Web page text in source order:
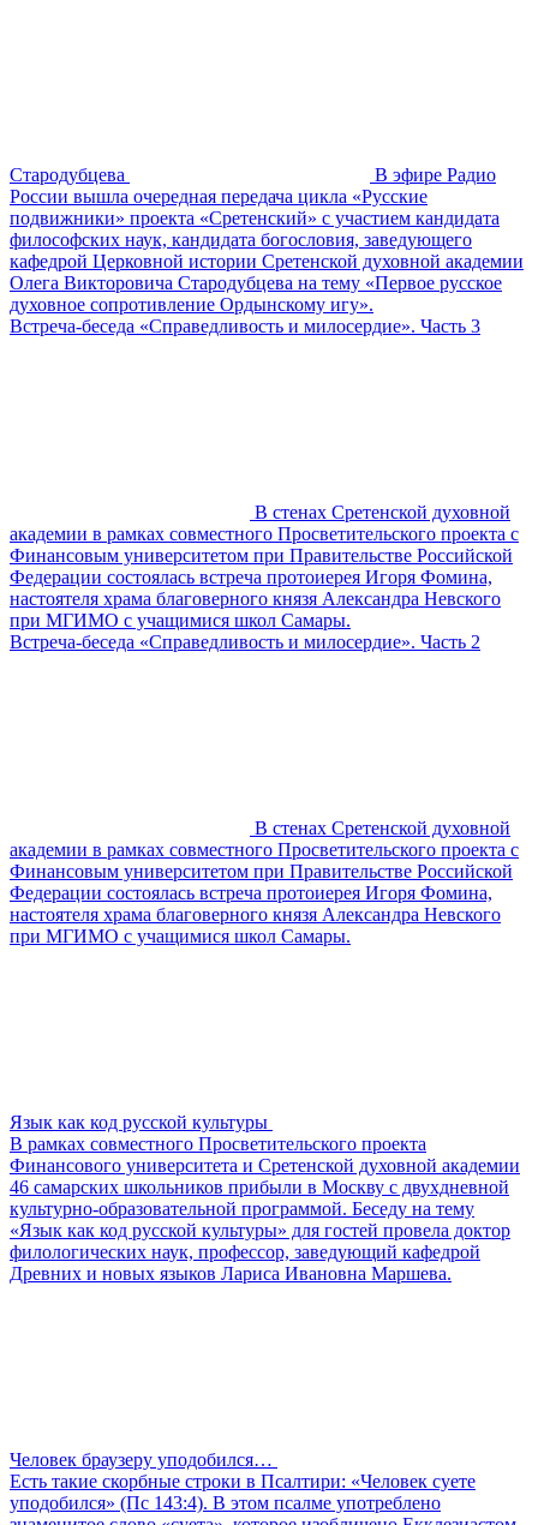
Стародубцева
В эфире Радио
России вышла очередная передача цикла «Русские
подвижники» проекта «Сретенский» с участием кандидата
философских наук, кандидата богословия, заведующего
кафедрой Церковной истории Сретенской духовной академии
Олега Викторовича Стародубцева на тему «Первое русское
духовное сопротивление Ордынскому игу».
Встреча-беседа «Справедливость и милосердие». Часть 3
В стенах Сретенской духовной
академии в рамках совместного Просветительского проекта с
Финансовым университетом при Правительстве Российской
Федерации состоялась встреча протоиерея Игоря Фомина,
настоятеля храма благоверного князя Александра Невского
при МГИМО с учащимися школ Самары.
Встреча-беседа «Справедливость и милосердие». Часть 2
В стенах Сретенской духовной
академии в рамках совместного Просветительского проекта с
Финансовым университетом при Правительстве Российской
Федерации состоялась встреча протоиерея Игоря Фомина,
настоятеля храма благоверного князя Александра Невского
при МГИМО с учащимися школ Самары.
Язык как код русской культуры
В рамках совместного Просветительского проекта
Финансового университета и Сретенской духовной академии
46 самарских школьников прибыли в Москву с двухдневной
культурно-образовательной программой. Беседу на тему
«Язык как код русской культуры» для гостей провела доктор
филологических наук, профессор, заведующий кафедрой
Древних и новых языков Лариса Ивановна Маршева.
Человек браузеру уподобился…
Есть такие скорбные строки в Псалтири: «Человек суете
уподобился» (Пс 143:4). В этом псалме употреблено